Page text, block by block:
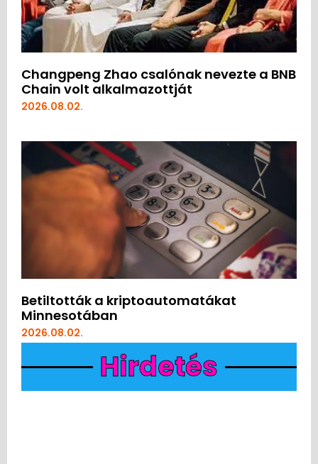
Changpeng Zhao csalónak nevezte a BNB
Chain volt alkalmazottját
2026.08.02.
Betiltották a kriptoautomatákat
Minnesotában
2026.08.02.
Hirdetés